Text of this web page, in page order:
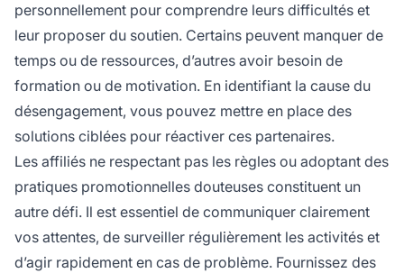
personnellement pour comprendre leurs difficultés et
leur proposer du soutien. Certains peuvent manquer de
temps ou de ressources, d’autres avoir besoin de
formation ou de motivation. En identifiant la cause du
désengagement, vous pouvez mettre en place des
solutions ciblées pour réactiver ces partenaires.
Les affiliés ne respectant pas les règles ou adoptant des
pratiques promotionnelles douteuses constituent un
autre défi. Il est essentiel de communiquer clairement
vos attentes, de surveiller régulièrement les activités et
d’agir rapidement en cas de problème. Fournissez des